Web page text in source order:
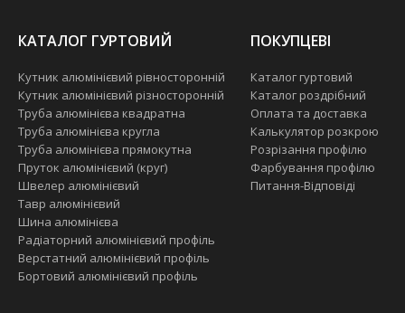
КАТАЛОГ ГУРТОВИЙ
Кутник алюмінієвий рівносторонній
Кутник алюмінієвий різносторонній
Труба алюмінієва квадратна
Труба алюмінієва кругла
Труба алюмінієва прямокутна
Пруток алюмінієвий (круг)
Швелер алюмінієвий
Тавр алюмінієвий
Шина алюмінієва
Радіаторний алюмінієвий профіль
Верстатний алюмінієвий профіль
Бортовий алюмінієвий профіль
ПОКУПЦЕВІ
Каталог гуртовий
Каталог роздрібний
Оплата та доставка
Калькулятор розкрою
Розрізання профілю
Фарбування профілю
Питання-Відповіді